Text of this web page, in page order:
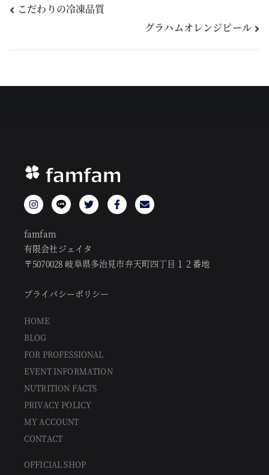
こだわりの冷凍品質
グラハムオレンジピール
famfam
有限会社ジェイタ
〒5070028 岐阜県多治見市弁天町四丁目１２番地
プライバシーポリシー
HOME
BLOG
FOR PROFESSIONAL
EVENT INFORMATION
NUTRITION FACTS
PRIVACY POLICY
MY ACCOUNT
CONTACT
OFFICIAL SHOP